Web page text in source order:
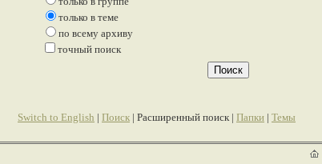
только в теме
по всему архиву
точный поиск
Switch to English | Поиск | Расширенный поиск | Папки | Темы